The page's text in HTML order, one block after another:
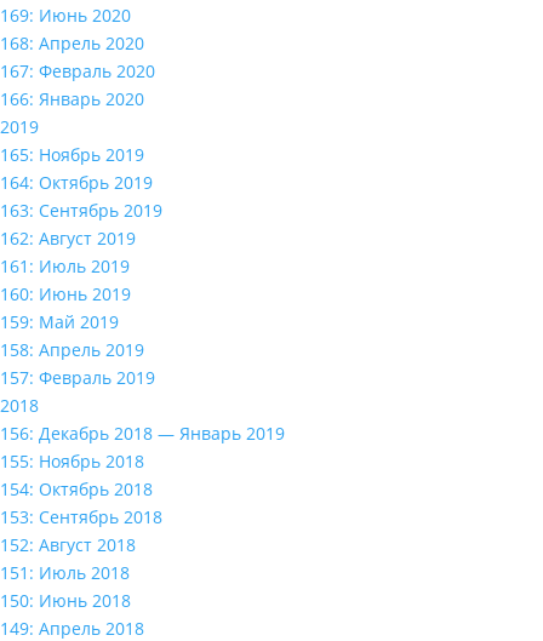
169: Июнь 2020
168: Апрель 2020
167: Февраль 2020
166: Январь 2020
2019
165: Ноябрь 2019
164: Октябрь 2019
163: Сентябрь 2019
162: Август 2019
161: Июль 2019
160: Июнь 2019
159: Май 2019
158: Апрель 2019
157: Февраль 2019
2018
156: Декабрь 2018 — Январь 2019
155: Ноябрь 2018
154: Октябрь 2018
153: Сентябрь 2018
152: Август 2018
151: Июль 2018
150: Июнь 2018
149: Апрель 2018